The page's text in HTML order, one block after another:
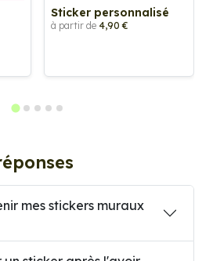
Sticker personnalisé
à partir de 4,90 €
mes stickers muraux